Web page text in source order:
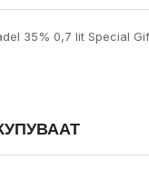
35% 0,7 lit Special